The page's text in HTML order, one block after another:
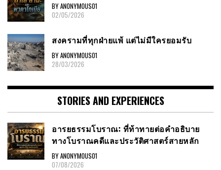
BY ANONYMOUS01
02/05/2026
สงครามที่ทุกฝ่ายแพ้ แต่ไม่มีใครยอมรับ
BY ANONYMOUS01
28/03/2026
STORIES AND EXPERIENCES
อารยธรรมโบราณ: ที่ท้าทายต่อคำอธิบาย
ทางโบราณคดีและประวัติศาสตร์สายหลัก
BY ANONYMOUS01
07/08/2026